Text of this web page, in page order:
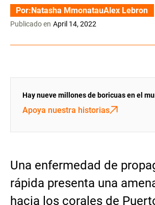
Por:Natasha MmonatauAlex Lebron
Publicado en April 14, 2022
Hay nueve millones de boricuas en el
Apoya nuestra historias
Una enfermedad de
rápida presenta una
hacia los corales de